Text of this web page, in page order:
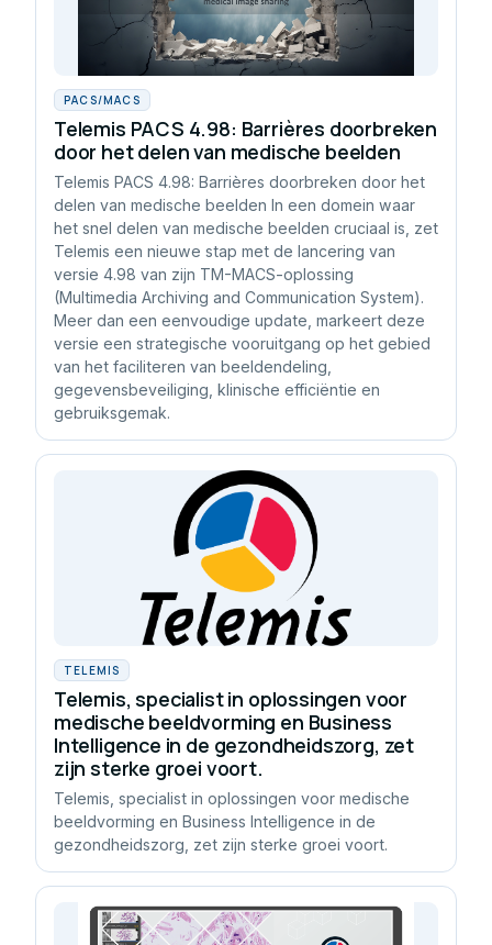
PACS/MACS
Telemis PACS 4.98: Barrières doorbreken
door het delen van medische beelden
Telemis PACS 4.98: Barrières doorbreken door het
delen van medische beelden In een domein waar
het snel delen van medische beelden cruciaal is, zet
Telemis een nieuwe stap met de lancering van
versie 4.98 van zijn TM-MACS-oplossing
(Multimedia Archiving and Communication System).
Meer dan een eenvoudige update, markeert deze
versie een strategische vooruitgang op het gebied
van het faciliteren van beeldendeling,
gegevensbeveiliging, klinische efficiëntie en
gebruiksgemak.
TELEMIS
Telemis, specialist in oplossingen voor
medische beeldvorming en Business
Intelligence in de gezondheidszorg, zet
zijn sterke groei voort.
Telemis, specialist in oplossingen voor medische
beeldvorming en Business Intelligence in de
gezondheidszorg, zet zijn sterke groei voort.